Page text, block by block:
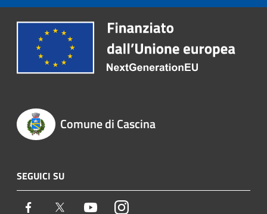
Comune di Cascina
SEGUICI SU
Facebook Twitter YoutubeInstagram